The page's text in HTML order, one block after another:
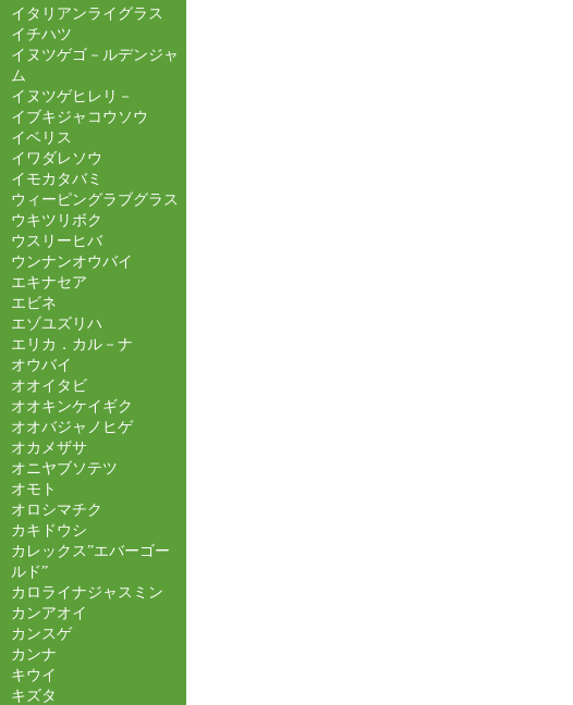
イタリアンライグラス
イチハツ
イヌツゲゴ－ルデンジャ
ム
イヌツゲヒレリ－
イブキジャコウソウ
イベリス
イワダレソウ
イモカタバミ
ウィーピングラブグラス
ウキツリボク
ウスリーヒバ
ウンナンオウバイ
エキナセア
エビネ
エゾユズリハ
エリカ．カル－ナ
オウバイ
オオイタビ
オオキンケイギク
オオバジャノヒゲ
オカメザサ
オニヤブソテツ
オモト
オロシマチク
カキドウシ
カレックス”エバーゴー
ルド”
カロライナジャスミン
カンアオイ
カンスゲ
カンナ
キウイ
キズタ